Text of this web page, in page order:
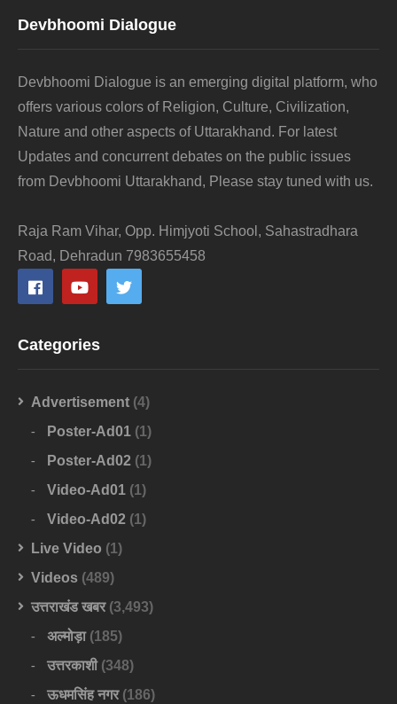
Devbhoomi Dialogue
Devbhoomi Dialogue is an emerging digital platform, who
offers various colors of Religion, Culture, Civilization,
Nature and other aspects of Uttarakhand. For latest
Updates and concurrent debates on the public issues
from Devbhoomi Uttarakhand, Please stay tuned with us.
Raja Ram Vihar, Opp. Himjyoti School, Sahastradhara
Road, Dehradun 7983655458
Categories
Advertisement (4)
Poster-Ad01 (1)
Poster-Ad02 (1)
Video-Ad01 (1)
Video-Ad02 (1)
Live Video (1)
Videos (489)
उत्तराखंड खबर(3,493)
अल्मोड़ा(185)
उत्तरकाशी(348)
ऊधमसिंह नगर(186)